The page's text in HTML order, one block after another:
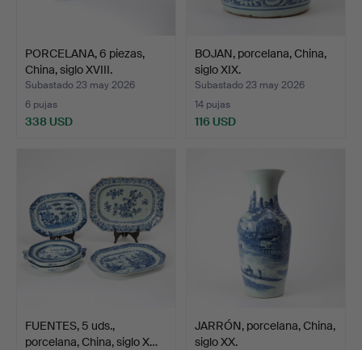
PORCELANA, 6 piezas,
China, siglo XVIII.
Subastado 23 may 2026
6 pujas
338 USD
BOJAN, porcelana, China,
siglo XIX.
Subastado 23 may 2026
14 pujas
116 USD
FUENTES, 5 uds.,
porcelana, China, siglo X…
JARRÓN, porcelana, China,
siglo XX.